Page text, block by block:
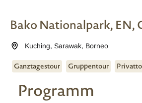
Bako Nationalpark, EN,
Kuching,Sarawak, Borneo
Ganztagestour Gruppentour
Programm